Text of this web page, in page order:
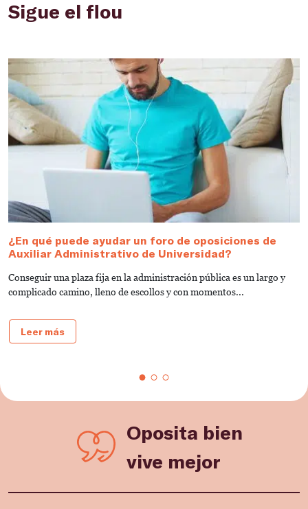
Sigue el flou
¿En qué puede ayudar un foro de oposiciones de
Auxiliar Administrativo de Universidad?
Conseguir una plaza fija en la administración pública es un largo y
complicado camino, lleno de escollos y con momentos...
Leer más
Oposita bien
vive mejor